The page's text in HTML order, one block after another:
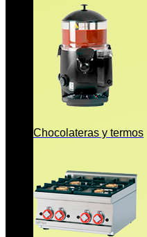
Chocolateras y termos